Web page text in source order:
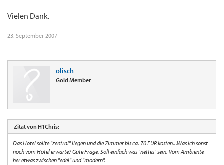
Vielen Dank.
23. September 2007
olisch
Gold Member
Zitat von H1Chris:
Das Hotel sollte "zentral" liegen und die Zimmer bis ca. 70 EUR kosten...Was ich sonst
noch vom Hotel erwarte? Gute Frage. Soll einfach was "nettes" sein. Vom Ambiente
her etwas zwischen "edel" und "modern".